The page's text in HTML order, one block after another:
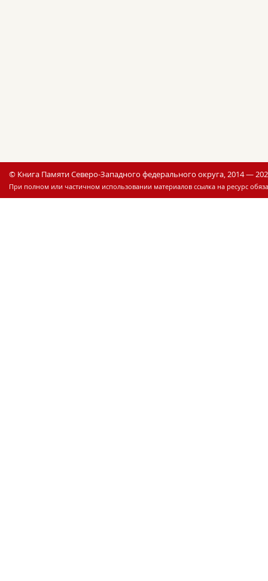
© Книга Памяти Северо-Западного федерального округа, 2014 —
При полном или частичном использовании материалов ссылка на ресурс